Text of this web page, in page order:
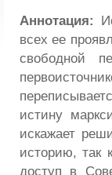
Аннотация:
всех ее
свободной
истину
искажает
историю, так
доступ в